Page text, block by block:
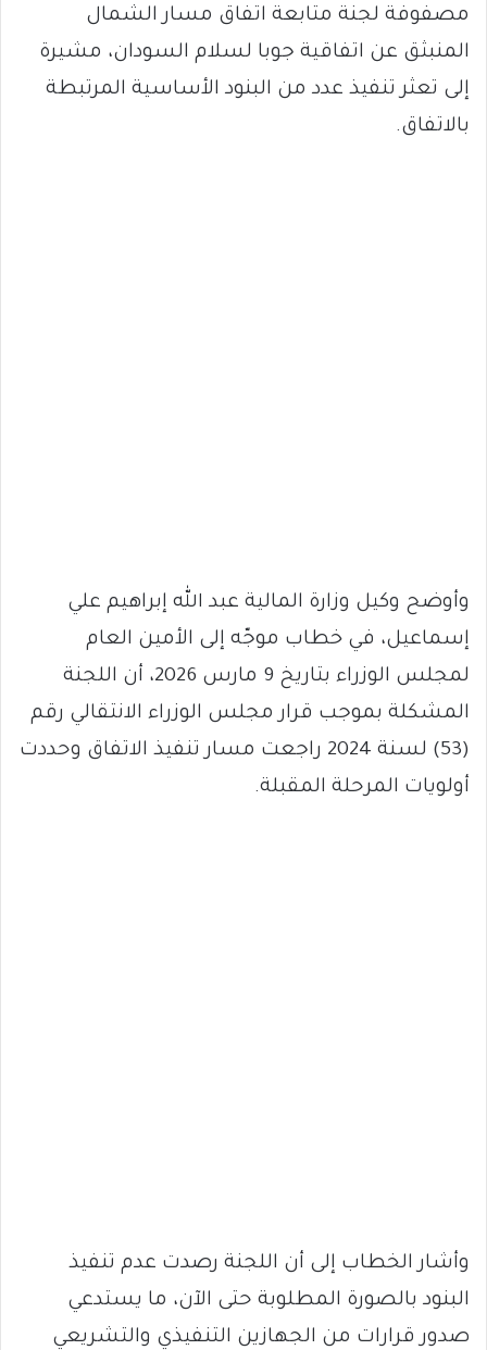
مصفوفة لجنة متابعة اتفاق مسار الشمال
المنبثق عن اتفاقية جوبا لسلام السودان، مشيرة
إلى تعثر تنفيذ عدد من البنود الأساسية المرتبطة
بالاتفاق.
وأوضح وكيل وزارة المالية عبد الله إبراهيم علي
إسماعيل، في خطاب موجّه إلى الأمين العام
لمجلس الوزراء بتاريخ 9 مارس 2026، أن اللجنة
المشكلة بموجب قرار مجلس الوزراء الانتقالي رقم
(53) لسنة 2024 راجعت مسار تنفيذ الاتفاق وحددت
أولويات المرحلة المقبلة.
وأشار الخطاب إلى أن اللجنة رصدت عدم تنفيذ
البنود بالصورة المطلوبة حتى الآن، ما يستدعي
صدور قرارات من الجهازين التنفيذي والتشريعي